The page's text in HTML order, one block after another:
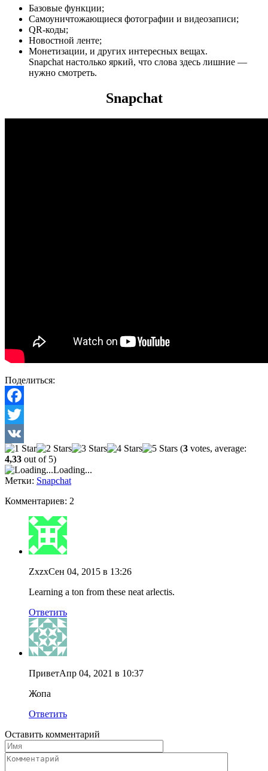
Базовые функции;
Самоуничтожающиеся фотографии и видеозаписи;
QR-коды;
Новостной ленте;
Монетизации, и других интересных вещах.
Snapchat настолько яркий, что слова здесь лишние —
нужно смотреть.
Snapchat
Поделиться:
Facebook
Twitter
VK
(3 votes, average:
4,33 out of 5)
Loading...
Метки: Snapchat
Комментариев: 2
ZxzxСен 04, 2015 в 13:26
Learning a ton from these neat arlectis.
Ответить
ПриветАпр 04, 2021 в 10:37
Жопа
Ответить
Оставить комментарий